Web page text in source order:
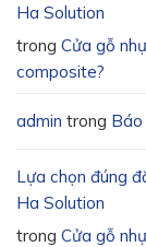
Ha Solution
trong Cửa gỗ
composite?
admin trong
Lựa chọn đúng
Ha Solution
trong Cửa gỗ